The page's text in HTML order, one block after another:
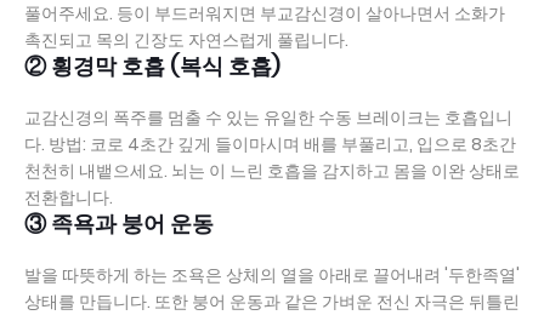
풀어주세요. 등이 부드러워지면 부교감신경이 살아나면서 소화가
촉진되고 목의 긴장도 자연스럽게 풀립니다.
② 횡경막 호흡 (복식 호흡)
교감신경의 폭주를 멈출 수 있는 유일한 수동 브레이크는 호흡입니
다. 방법: 코로 4초간 깊게 들이마시며 배를 부풀리고, 입으로 8초간
천천히 내뱉으세요. 뇌는 이 느린 호흡을 감지하고 몸을 이완 상태로
전환합니다.
③ 족욕과 붕어 운동
발을 따뜻하게 하는 조욕은 상체의 열을 아래로 끌어내려 '두한족열'
상태를 만듭니다. 또한 붕어 운동과 같은 가벼운 전신 자극은 뒤틀린